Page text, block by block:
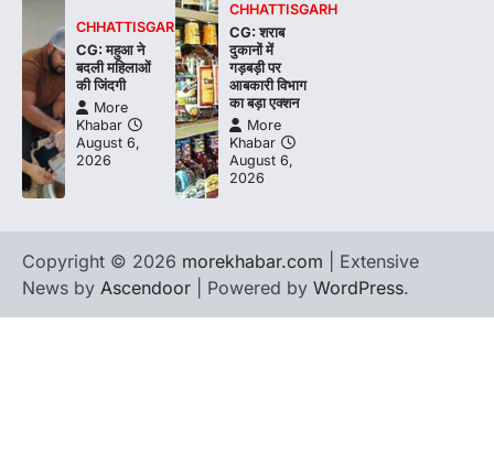
CHHATTISGARH
CG: महुआ ने
बदली महिलाओं
की जिंदगी
More
Khabar
August 6,
2026
CHHATTISGARH
CG: शराब
दुकानों में
गड़बड़ी पर
आबकारी विभाग
का बड़ा एक्शन
More
Khabar
August 6,
2026
Copyright © 2026 morekhabar.com | Extensive
News by Ascendoor | Powered by WordPress.